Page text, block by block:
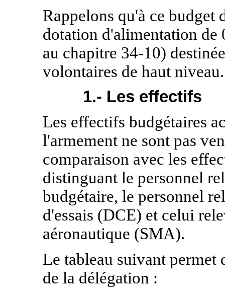
Rappelons qu'à ce budget
dotation d'alimentation
au chapitre 34-10)
volontaires de haut niveau.
1.- Les effectifs
Les effectifs budgétaires
l'armement ne sont pas
comparaison avec les
distinguant le personnel
budgétaire, le personnel
d'essais (DCE) et celui
aéronautique (SMA).
Le tableau suivant permet
de la délégation :